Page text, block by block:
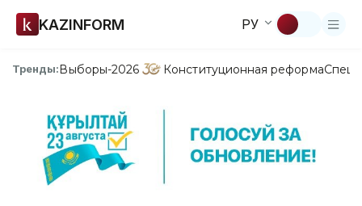
KAZINFORM РУ
Тренды:Выборы-2026 Конституционная реформа